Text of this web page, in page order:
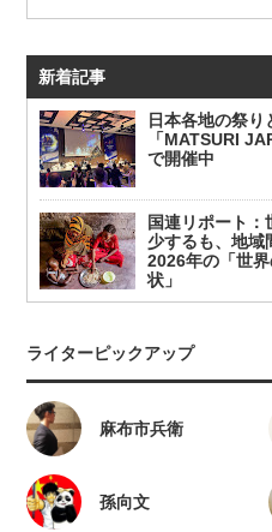
新着記事
日本各地の祭
「MATSURI
で開催中
国連リポート
少するも、地域
2026年の「世
状」
ライターピックアップ
麻布市兵衛
孫向文